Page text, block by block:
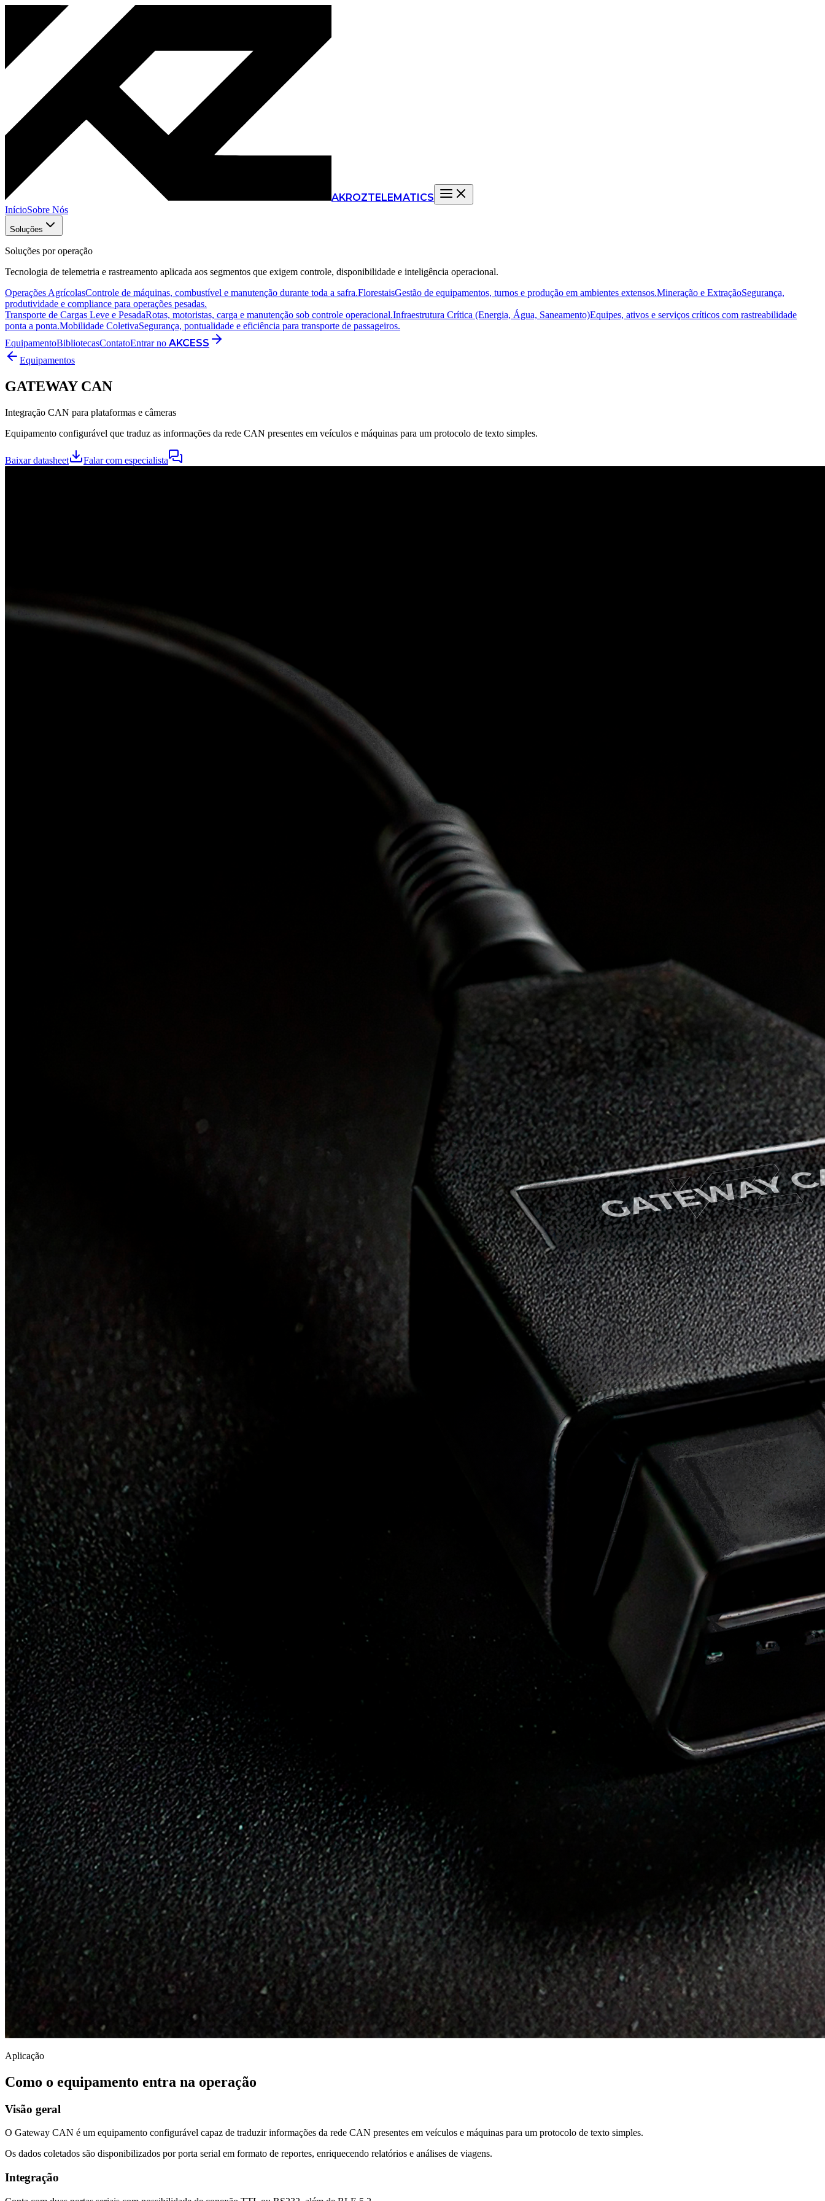
AKROZTELEMATICS
InícioSobre Nós
Soluções
Soluções por operação
Tecnologia de telemetria e rastreamento aplicada aos segmentos que exigem controle, disponibilidade e inteligência operacional.
Operações AgrícolasControle de máquinas, combustível e manutenção durante toda a safra.FlorestaisGestão de equipamentos, turnos e produção em ambientes extensos.Mineração e ExtraçãoSegurança,
produtividade e compliance para operações pesadas.
Transporte de Cargas Leve e PesadaRotas, motoristas, carga e manutenção sob controle operacional.Infraestrutura Crítica (Energia, Água, Saneamento)Equipes, ativos e serviços críticos com rastreabilidade
ponta a ponta.Mobilidade ColetivaSegurança, pontualidade e eficiência para transporte de passageiros.
EquipamentoBibliotecasContatoEntrar no AKCESS
Equipamentos
GATEWAY CAN
Integração CAN para plataformas e câmeras
Equipamento configurável que traduz as informações da rede CAN presentes em veículos e máquinas para um protocolo de texto simples.
Baixar datasheet Falar com especialista
Aplicação
Como o equipamento entra na operação
Visão geral
O Gateway CAN é um equipamento configurável capaz de traduzir informações da rede CAN presentes em veículos e máquinas para um protocolo de texto simples.
Os dados coletados são disponibilizados por porta serial em formato de reportes, enriquecendo relatórios e análises de viagens.
Integração